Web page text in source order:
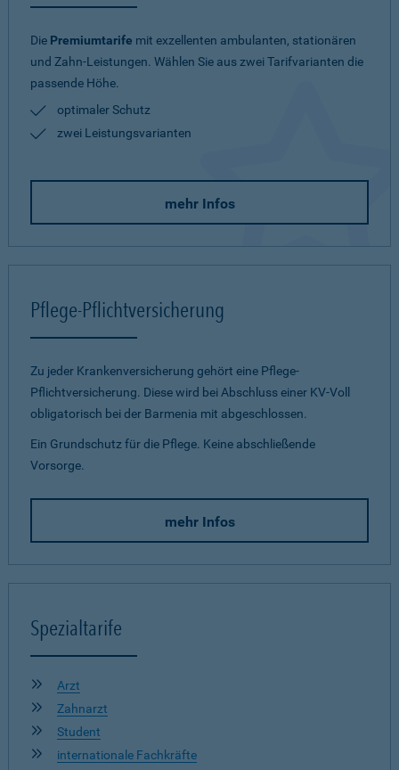
Die Premiumtarife mit exzellenten ambulanten, stationären
und Zahn-Leistungen. Wählen Sie aus zwei Tarifvarianten die
passende Höhe.
optimaler Schutz
zwei Leistungsvarianten
mehr Infos
Pflege-Pflichtversicherung
Zu jeder Krankenversicherung gehört eine Pflege-
Pflichtversicherung. Diese wird bei Abschluss einer KV-Voll
obligatorisch bei der Barmenia mit abgeschlossen.
Ein Grundschutz für die Pflege. Keine abschließende
Vorsorge.
mehr Infos
Spezialtarife
Arzt
Zahnarzt
Student
internationale Fachkräfte